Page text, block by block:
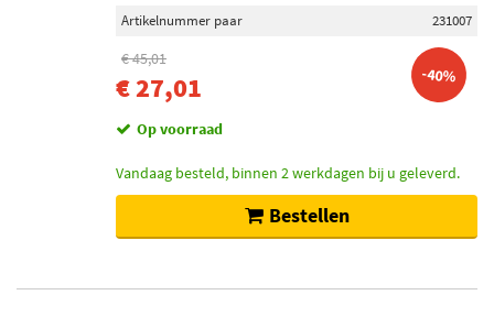
Artikelnummer paar
231007
€ 45,01
€ 27,01 -40%
Op voorraad
Vandaag besteld, binnen 2 werkdagen bij u geleverd.
Bestellen